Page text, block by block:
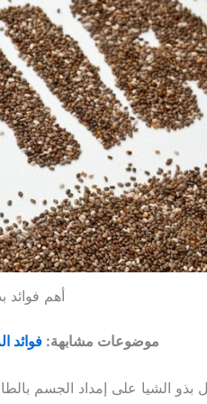
أهم فوائد
موضوعات مشابهة:فوائد
بذو الشيا على إمداد الجسم